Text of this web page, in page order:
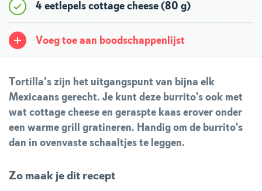
4 eetlepels cottage cheese (80 g)
Voeg toe aan boodschappenlijst
Tortilla’s zijn het uitgangspunt van bijna elk
Mexicaans gerecht. Je kunt deze burrito's ook met
wat cottage cheese en geraspte kaas erover onder
een warme grill gratineren. Handig om de burrito's
dan in ovenvaste schaaltjes te leggen.
Zo maak je dit recept